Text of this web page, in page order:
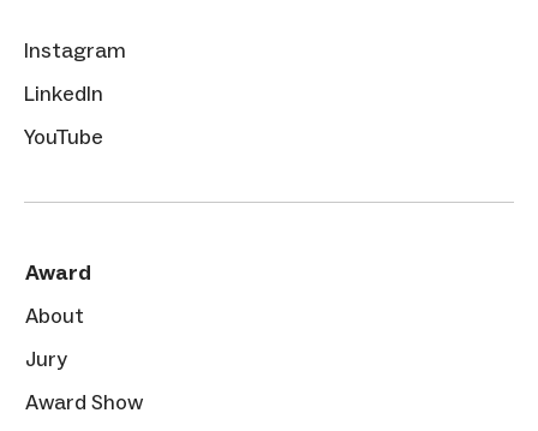
Instagram
LinkedIn
YouTube
Award
About
Jury
Award Show